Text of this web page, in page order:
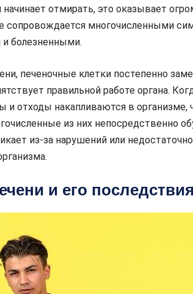
отмирать, это оказывает
сопровождается многочисленными
болезненными.
печеночные клетки постепенно
правильной работе органа.
и отходы накапливаются в организме,
из них непосредственно
из-за нарушений или
и его последствия